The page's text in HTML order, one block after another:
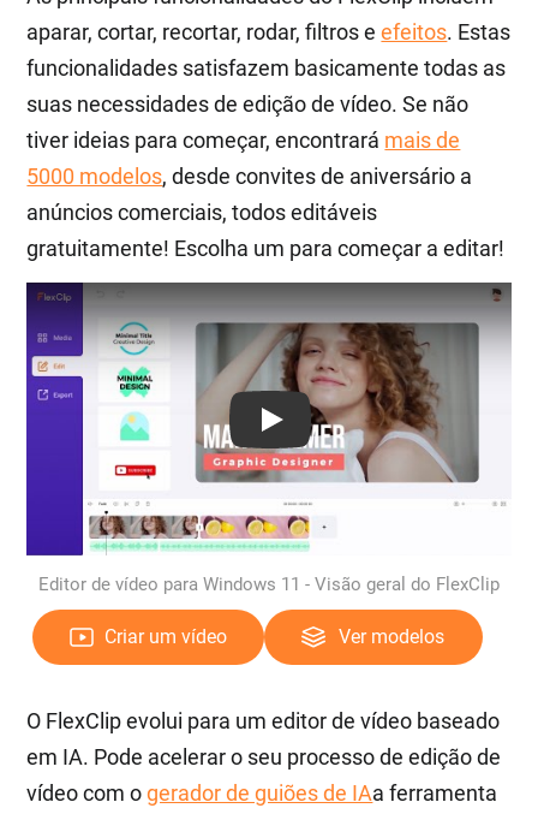
aparar, cortar, recortar, rodar, filtros eefeitos. Estas
funcionalidades satisfazem basicamente todas as
suas necessidades de edição de vídeo. Se não
tiver ideias para começar, encontrará mais de
5000 modelos, desde convites de aniversário a
anúncios comerciais, todos editáveis
gratuitamente! Escolha um para começar a editar!
Play: Keynote (Google I/O '18)
Editor de vídeo para Windows 11 - Visão geral do FlexClip
Criar um vídeo Ver modelos
O FlexClip evolui para um editor de vídeo baseado
em IA. Pode acelerar o seu processo de edição de
vídeo com ogerador de guiões de IAa ferramenta